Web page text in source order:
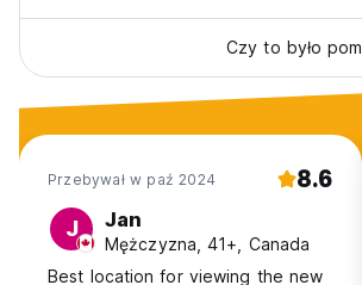
Czy to było
Przebywał w paź 2024 8.6
J Jan
Mężczyzna, 41+, Canada
Best location for viewing the new